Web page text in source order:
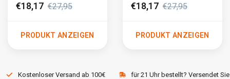
Rainbow Rainbow
€18,17 €27,95
PRODUKT ANZEIGEN
Miami Ink Weiß
€18,17 €27,95
PRODUKT ANZEIGEN
Kostenloser Versand ab 100€ für 21 Uhr bestellt? Versendet Sie